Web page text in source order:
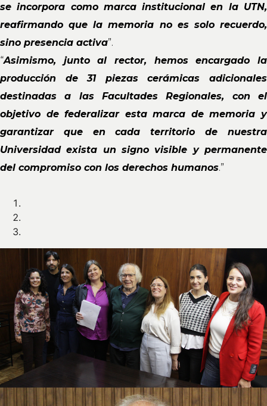
se incorpora como marca institucional en la UTN,
reafirmando que la memoria no es solo recuerdo,
sino presencia activa”.
“Asimismo, junto al rector, hemos encargado la
producción de 31 piezas cerámicas adicionales
destinadas a las Facultades Regionales, con el
objetivo de federalizar esta marca de memoria y
garantizar que en cada territorio de nuestra
Universidad exista un signo visible y permanente
del compromiso con los derechos humanos.”